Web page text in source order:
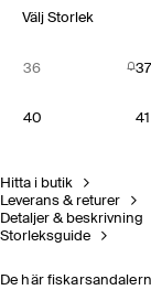
Välj Storlek
36 37
40 41
Hitta i butik
Leverans & returer
Detaljer & beskrivning
Storleksguide
De här